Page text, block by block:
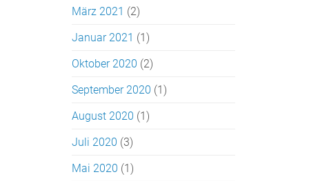
März 2021 (2)
Januar 2021 (1)
Oktober 2020 (2)
September 2020 (1)
August 2020 (1)
Juli 2020 (3)
Mai 2020 (1)